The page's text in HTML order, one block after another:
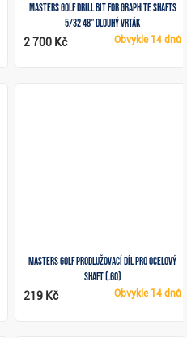
Masters Golf Drill Bit for Graphite Shafts
5/32 48" dlouhý vrták
Obvykle 14 dnů
2 700 Kč
Masters Golf prodlužovací díl pro ocelový
shaft (.60)
Obvykle 14 dnů
219 Kč